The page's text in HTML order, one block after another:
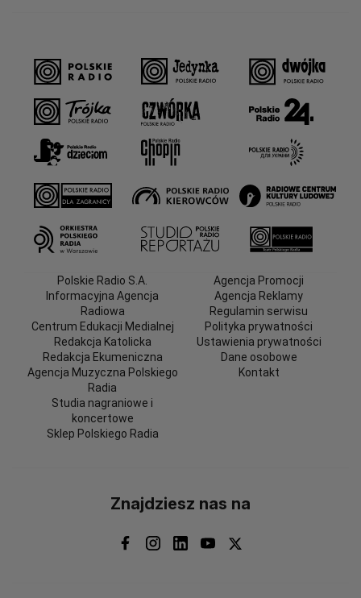
Polskie Radio S.A.
Informacyjna Agencja
Radiowa
Centrum Edukacji Medialnej
Redakcja Katolicka
Redakcja Ekumeniczna
Agencja Muzyczna Polskiego
Radia
Studia nagraniowe i
koncertowe
Sklep Polskiego Radia
Agencja Promocji
Agencja Reklamy
Regulamin serwisu
Polityka prywatności
Ustawienia prywatności
Dane osobowe
Kontakt
Znajdziesz nas na